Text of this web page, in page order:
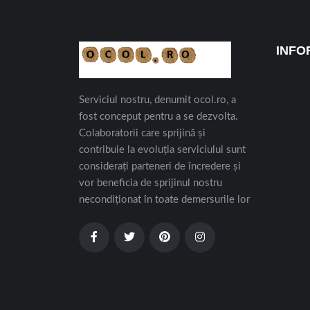
Serviciul nostru, denumit ocol.ro, a
fost conceput pentru a se dezvolta.
Colaboratorii care sprijină și
contribuie la evoluția serviciului sunt
considerați parteneri de încredere și
vor beneficia de sprijinul nostru
necondiționat în toate demersurile lor